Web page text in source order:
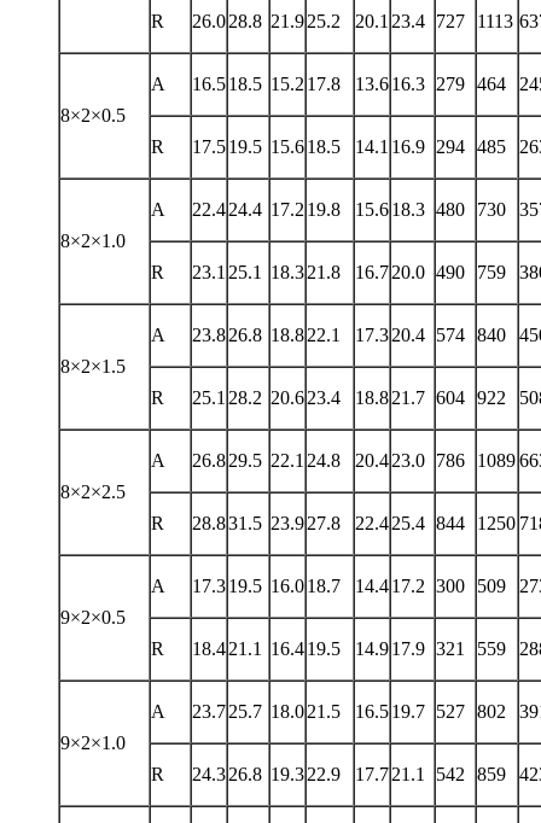
R
26.028.8 21.925.2 20.1 23.4 727 1113
8×2×0.5
A 16.518.5 15.2 17.8 13.616.3 279 464
R 17.519.5 15.618.5 14.1 16.9 294 485
8×2×1.0
A 22.424.4 17.2 19.8 15.618.3 480 730
R 23.1 25.1 18.321.8 16.720.0 490 759
8×2×1.5
A 23.826.8 18.822.1 17.320.4 574 840
R 25.1 28.2 20.623.4 18.821.7 604 922
8×2×2.5
A 26.829.5 22.1 24.8 20.423.0 786 1089
R 28.831.5 23.927.8 22.425.4 844 1250
9×2×0.5
A 17.319.5 16.018.7 14.417.2 300 509
R 18.421.1 16.419.5 14.917.9 321 559
9×2×1.0
A 23.725.7 18.021.5 16.519.7 527 802
R 24.326.8 19.322.9 17.721.1 542 859